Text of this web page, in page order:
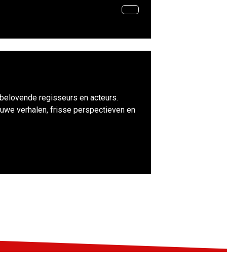
regisseurs en acteurs.
verhalen, frisse perspectieven en